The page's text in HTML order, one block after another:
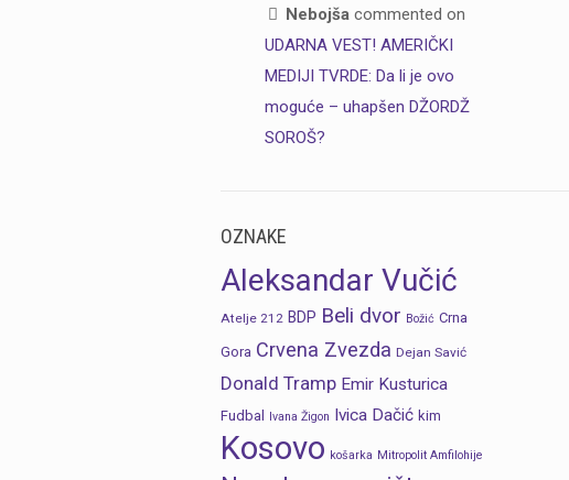
Nebojšacommented on
UDARNA VEST! AMERIČKI
MEDIJI TVRDE: Da li je ovo
moguće – uhapšen DŽORDŽ
SOROŠ?
OZNAKE
Aleksandar Vučić
Atelje 212 BDP Beli dvor Božić Crna
Gora Crvena Zvezda Dejan Savić
Donald Tramp Emir Kusturica
Fudbal Ivana Žigon Ivica Dačić kim
Kosovo košarka Mitropolit Amfilohije